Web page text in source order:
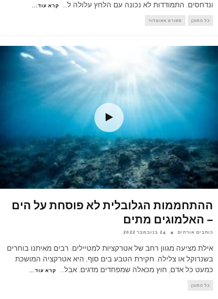
ונדחסים. התמודדות לא נכונה עם הלחץ עלולה ל... קרא עוד...
כל התוכן ספורט אאוטדור
ההתחממות הגלובלית לא פוסחת על הים
– האלמוגים מתים
כותבים אורחים 24 בנובמבר 2022
אילת מציעה מגוון רחב של אטרקציות למטיילים. רבים מאיתנו בוחרים
בשנרוקל או צלילה. חקירת הטבע בים סוף, היא אטרקציה המושכת
כמעט כל אדם, חוץ מכאלה שמפחדים מדגים. אבל... קרא עוד...
כל התוכן